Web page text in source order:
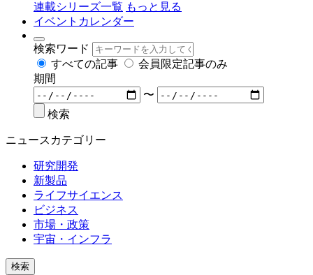
連載シリーズ一覧 もっと見る
イベントカレンダー
検索ワード
すべての記事
会員限定記事のみ
期間
〜
検索
ニュースカテゴリー
研究開発
新製品
ライフサイエンス
ビジネス
市場・政策
宇宙・インフラ
検索